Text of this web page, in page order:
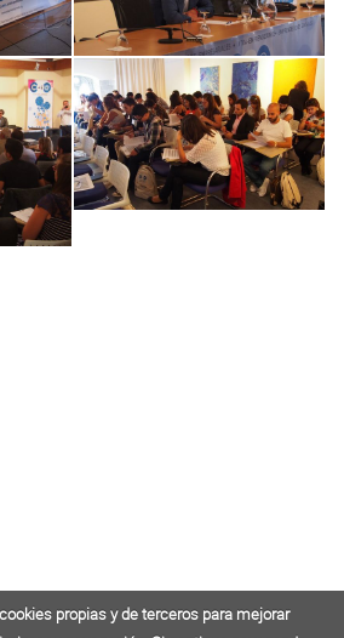
propias y de terceros para mejorar
propias y de terceros para mejorar